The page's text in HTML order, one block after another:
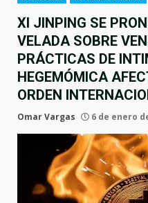
XI JINPING SE
VELADA SOBRE
PRÁCTICAS DE
HEGEMÓMICA
ORDEN
Omar Vargas 6 de enero